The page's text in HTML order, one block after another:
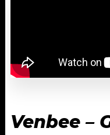
Venbee –